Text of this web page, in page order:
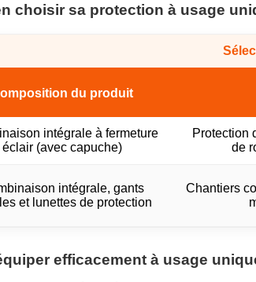
choisir sa protection à usage
du produit
intégrale à fermeture
éclair (avec capuche)
Protection
de
intégrale, gants
et lunettes de protection
Chantiers
efficacement à usage